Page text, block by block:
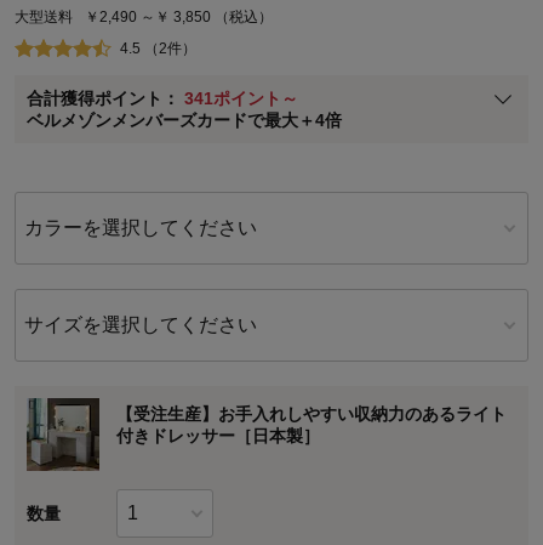
大型送料
￥2,490 ～￥ 3,850
（税込）
4.5 （2件）
合計獲得ポイント： 341ポイント～
ベルメゾンメンバーズカードで最大＋4倍
即時入会なら更に500円OFFクーポンプレゼント
※メンバーズカードの加算ポイントはステージ倍率適用前の基本ポイント
に対して適用されます。
カラーを選択してください
サイズを選択してください
【受注生産】お手入れしやすい収納力のあるライト
付きドレッサー［日本製］
数量